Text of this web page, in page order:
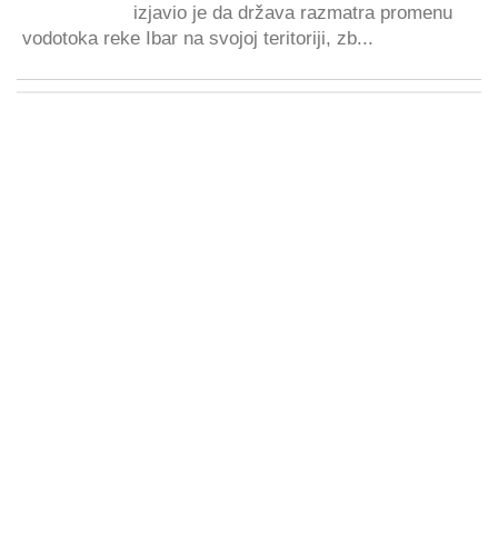
izjavio je da država razmatra promenu
vodotoka reke Ibar na svojoj teritoriji, zb...